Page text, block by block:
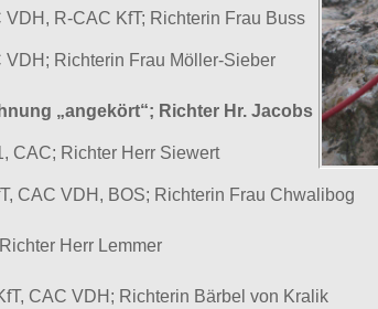
R-CAC KfT; Richterin Frau Buss
Richterin Frau Möller-Sieber
„angekört“; Richter Hr. Jacobs
CAC; Richter Herr Siewert
CAC VDH, BOS; Richterin Frau Chwalibog
Herr Lemmer
CAC VDH; Richterin Bärbel von Kralik